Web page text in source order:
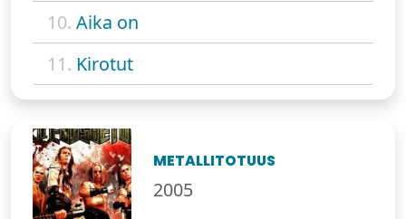
10. Aika on
11. Kirotut
METALLITOTUUS
2005